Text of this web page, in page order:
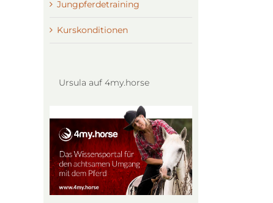
Jungpferdetraining
Kurskonditionen
Ursula auf 4my.horse